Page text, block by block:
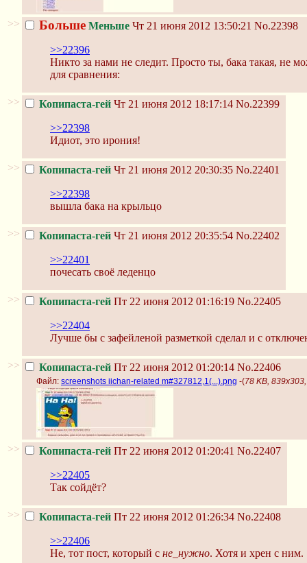
>> Больше Меньше Чт 21 июня 2012 13:50:21 No.22398
>>22396
Никто за нами не следит. Просто ты, бака такая, не
для сравнения:
>> Копипаста-гей Чт 21 июня 2012 18:17:14 No.22399
>>22398
Идиот, это ирония!
>> Копипаста-гей Чт 21 июня 2012 20:30:35 No.22401
>>22398
вышла бака на крыльцо
>> Копипаста-гей Чт 21 июня 2012 20:35:54 No.22402
>>22401
почесать своё леденцо
>> Копипаста-гей Пт 22 июня 2012 01:16:19 No.22405
>>22404
Лучше бы с зафейленой разметкой сделал и с
>> Копипаста-гей Пт 22 июня 2012 01:20:14 No.22406
Файл: screenshots iichan-related m#327812,1(...).png -(78 KB,
>> Копипаста-гей Пт 22 июня 2012 01:20:41 No.22407
>>22405
Так сойдёт?
>> Копипаста-гей Пт 22 июня 2012 01:26:34 No.22408
>>22406
Не, тот пост, который с не_нужно. Хотя и хрен с ним.